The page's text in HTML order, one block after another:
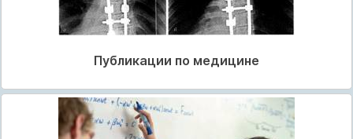
Публикации по медицине